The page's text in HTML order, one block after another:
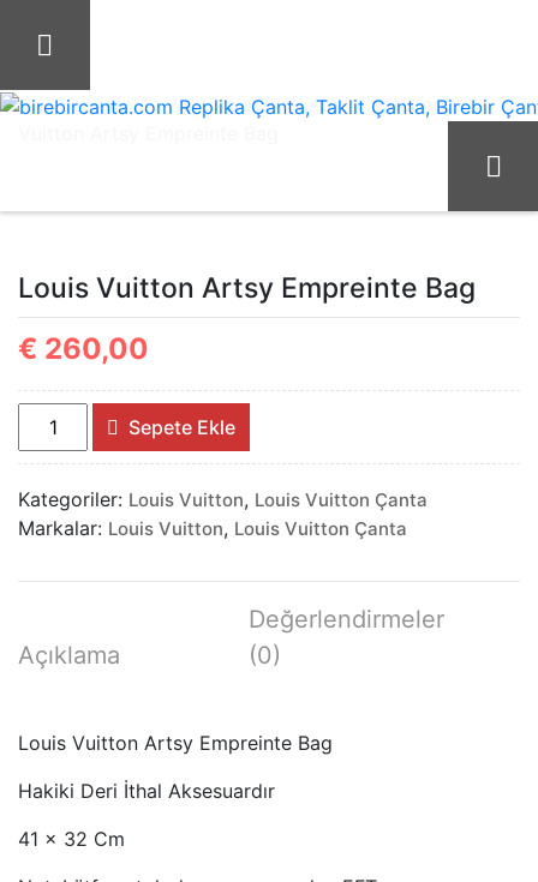
Ana SayfaLouis VuittonLouis Vuitton ÇantaLouis
Louis Vuitton Artsy Empreinte Bag
€ 260,00
Louis
Vuitton
Empreinte
Bag
Sepete Ekle
Kategoriler: Louis Vuitton, Louis Vuitton Çanta
Markalar: Louis Vuitton, Louis Vuitton Çanta
Açıklama
Değerlendirmeler
(0)
Louis Vuitton Artsy Empreinte Bag
Hakiki Deri İthal Aksesuardır
41 x 32 Cm